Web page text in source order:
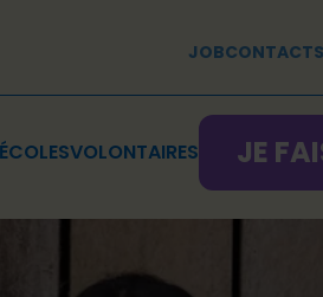
JOBCONTACTS
ÉCOLESVOLONTAIRES JE